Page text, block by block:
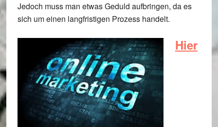
Jedoch muss man etwas Geduld aufbringen, da es
sich um einen langfristigen Prozess handelt.
Hier